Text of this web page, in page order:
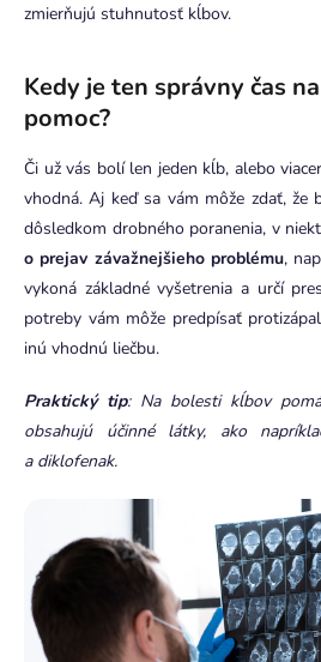
zmierňujú stuhnutosť kĺbov.
Kedy je ten správny čas
pomoc?
Či už vás bolí len jeden kĺb, alebo
vhodná. Aj keď sa vám môže zdať, že
dôsledkom drobného poranenia, v
o prejav závažnejšieho problému,
vykoná základné vyšetrenia a určí
potreby vám môže predpísať
inú vhodnú liečbu.
Praktický tip: Na bolesti kĺbov
obsahujú účinné látky, ako
a diklofenak.